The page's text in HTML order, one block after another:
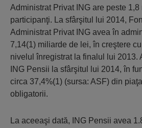
Administrat Privat ING are peste
participanţi. La sfârşitul lui 2014,
Administrat Privat ING avea în
7,14(1) miliarde de lei, în creştere
nivelul înregistrat la finalul lui 2013.
ING Pensii la sfârşitul lui 2014, în
circa 37,4%(1) (sursa: ASF) din
obligatorii.
La aceeaşi dată, ING Pensii avea